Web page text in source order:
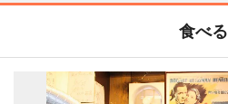
食べる